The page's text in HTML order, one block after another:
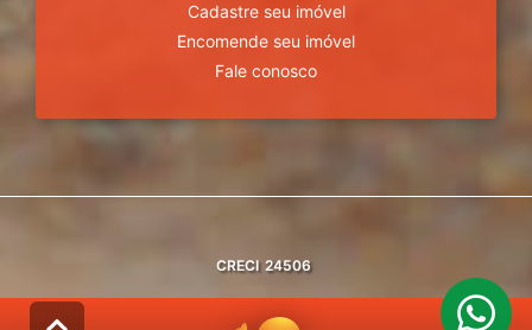
Cadastre seu imóvel
Encomende seu imóvel
Fale conosco
CRECI 24506